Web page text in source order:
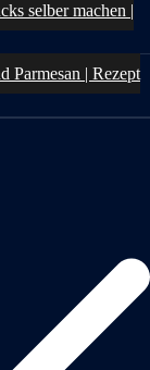
selber machen |
Parmesan | Rezept